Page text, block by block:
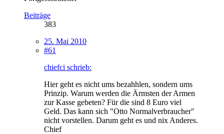
Beiträge
383
25. Mai 2010
#61
chiefci schrieb:
Hier geht es nicht ums bezahhlen, sondern ums
Prinzip. Warum werden die Ärmsten der Armen
zur Kasse gebeten? Für die sind 8 Euro viel
Geld. Das kann sich "Otto Normalverbraucher"
nicht vorstellen. Darum geht es und nix Anderes.
Chief